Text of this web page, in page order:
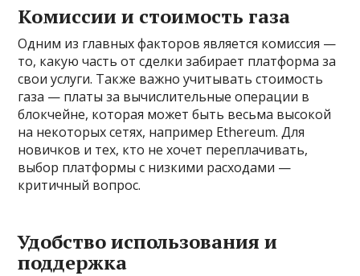
Комиссии и стоимость газа
Одним из главных факторов является комиссия —
то, какую часть от сделки забирает платформа за
свои услуги. Также важно учитывать стоимость
газа — платы за вычислительные операции в
блокчейне, которая может быть весьма высокой
на некоторых сетях, например Ethereum. Для
новичков и тех, кто не хочет переплачивать,
выбор платформы с низкими расходами —
критичный вопрос.
Удобство использования и
поддержка